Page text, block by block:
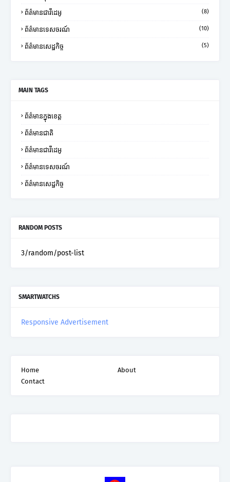
ព័ត៌មានជាវីដេអូ (8)
ព័ត៌មានទេសចរណ៍ (10)
ព័ត៌មានសេដ្ឋកិច្ច (5)
MAIN TAGS
ព័ត៌មានក្នុងខេត្ត
ព័ត៌មានជាតិ
ព័ត៌មានជាវីដេអូ
ព័ត៌មានទេសចរណ៍
ព័ត៌មានសេដ្ឋកិច្ច
RANDOM POSTS
3/random/post-list
SMARTWATCHS
Responsive Advertisement
Home
About
Contact